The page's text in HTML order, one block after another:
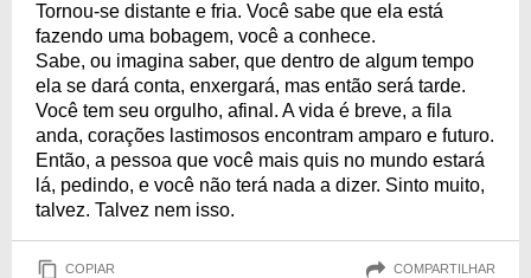
Tornou-se distante e fria. Você sabe que ela está
fazendo uma bobagem, você a conhece.
Sabe, ou imagina saber, que dentro de algum tempo
ela se dará conta, enxergará, mas então será tarde.
Você tem seu orgulho, afinal. A vida é breve, a fila
anda, corações lastimosos encontram amparo e futuro.
Então, a pessoa que você mais quis no mundo estará
lá, pedindo, e você não terá nada a dizer. Sinto muito,
talvez. Talvez nem isso.
COPIAR COMPARTILHAR